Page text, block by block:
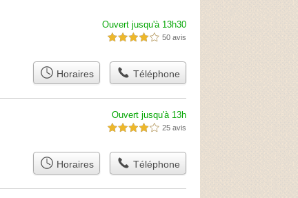
Ouvert jusqu'à 13h30
4,0 étoiles sur 5 50 avis
Horaires Téléphone
Ouvert jusqu'à 13h
4,0 étoiles sur 5 25 avis
Horaires Téléphone